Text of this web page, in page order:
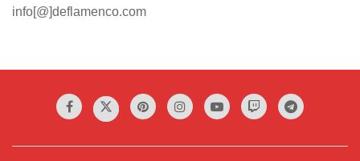
info[@]deflamenco.com